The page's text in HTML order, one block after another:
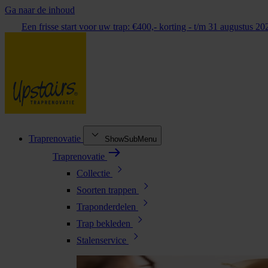
Ga naar de inhoud
Een frisse start voor uw trap: €400,- korting - t/m 31 augustus
Traprenovatie ShowSubMenu
Traprenovatie
Collectie
Soorten trappen
Traponderdelen
Trap bekleden
Stalenservice